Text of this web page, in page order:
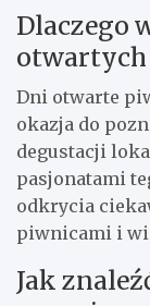
Dlaczego
Dni otwarte
okazja do
degustacji
pasjonatami
odkrycia
piwnicami i
Jak